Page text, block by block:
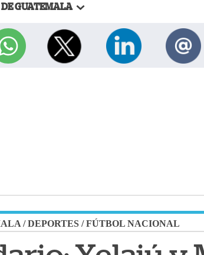
GUATEMALA
/DEPORTES /FÚTBOL NACIONAL